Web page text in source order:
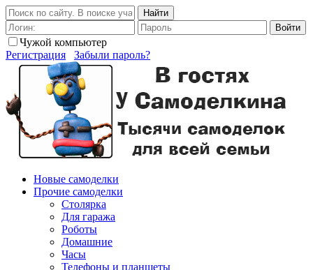
Найти
Войти
Чужой компьютер
Регистрация
Забыли пароль?
Новые самоделки
Прочие самоделки
Столярка
Для гаража
Роботы
Домашние
Часы
Телефоны и планшеты